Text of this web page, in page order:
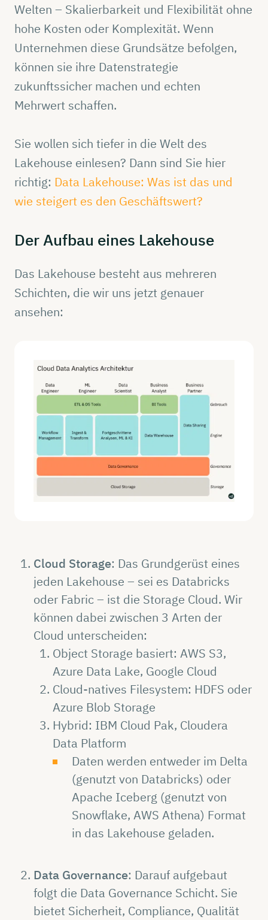
Welten – Skalierbarkeit und Flexibilität ohne
hohe Kosten oder Komplexität. Wenn
Unternehmen diese Grundsätze befolgen,
können sie ihre Datenstrategie
zukunftssicher machen und echten
Mehrwert schaffen.
Sie wollen sich tiefer in die Welt des
Lakehouse einlesen? Dann sind Sie hier
richtig: Data Lakehouse: Was ist das und
wie steigert es den Geschäftswert?
Der Aufbau eines Lakehouse
Das Lakehouse besteht aus mehreren
Schichten, die wir uns jetzt genauer
ansehen:
Cloud Storage: Das Grundgerüst eines
jeden Lakehouse – sei es Databricks
oder Fabric – ist die Storage Cloud. Wir
können dabei zwischen 3 Arten der
Cloud unterscheiden:
Object Storage basiert: AWS S3,
Azure Data Lake, Google Cloud
Cloud-natives Filesystem: HDFS oder
Azure Blob Storage
Hybrid: IBM Cloud Pak, Cloudera
Data Platform
Daten werden entweder im Delta
(genutzt von Databricks) oder
Apache Iceberg (genutzt von
Snowflake, AWS Athena) Format
in das Lakehouse geladen.
Data Governance: Darauf aufgebaut
folgt die Data Governance Schicht. Sie
bietet Sicherheit, Compliance, Qualität